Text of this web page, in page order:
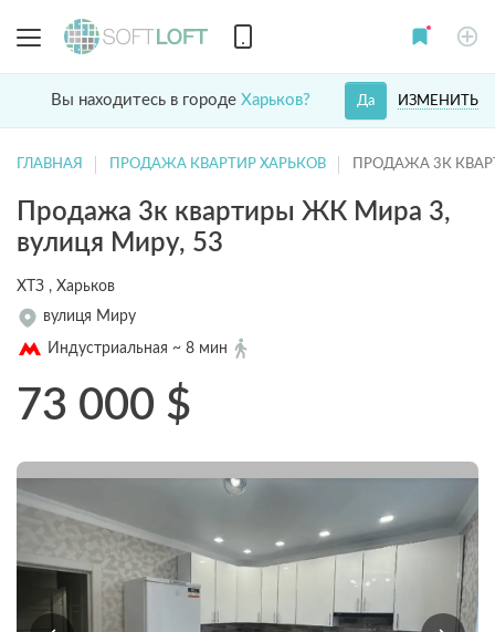
Вы находитесь в городе Харьков? ИЗМЕНИТЬ
Да
ГЛАВНАЯ ПРОДАЖА КВАРТИР ХАРЬКОВ ПРОДАЖА 3К
Продажа 3к квартиры ЖК Мира 3,
вулиця Миру, 53
ХТЗ , Харьков
вулиця Миру
Индустриальная ~ 8 мин
73 000 $